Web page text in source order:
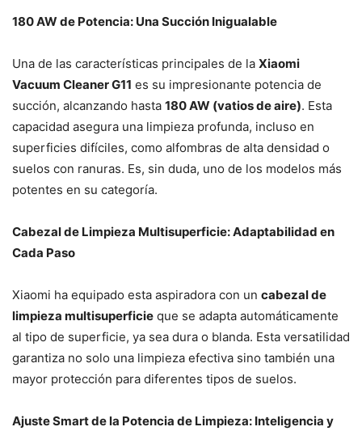
180 AW de Potencia: Una Succión Inigualable
Una de las características principales de la Xiaomi
Vacuum Cleaner G11 es su impresionante potencia de
succión, alcanzando hasta 180 AW (vatios de aire). Esta
capacidad asegura una limpieza profunda, incluso en
superficies difíciles, como alfombras de alta densidad o
suelos con ranuras. Es, sin duda, uno de los modelos más
potentes en su categoría.
Cabezal de Limpieza Multisuperficie: Adaptabilidad en
Cada Paso
Xiaomi ha equipado esta aspiradora con un cabezal de
limpieza multisuperficie que se adapta automáticamente
al tipo de superficie, ya sea dura o blanda. Esta versatilidad
garantiza no solo una limpieza efectiva sino también una
mayor protección para diferentes tipos de suelos.
Ajuste Smart de la Potencia de Limpieza: Inteligencia y